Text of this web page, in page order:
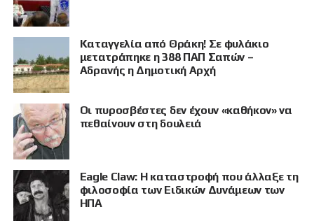
Καταγγελία από Θράκη! Σε φυλάκιο
μετατράπηκε η 388 ΠΑΠ Σαπών –
Αδρανής η Δημοτική Αρχή
Οι πυροσβέστες δεν έχουν «καθήκον» να
πεθαίνουν στη δουλειά
Eagle Claw: Η καταστροφή που άλλαξε τη
φιλοσοφία των Ειδικών Δυνάμεων των
ΗΠΑ